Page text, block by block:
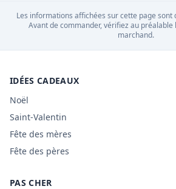
Les informations affichées sur cette page
Avant de commander, vérifiez au préalable
marchand.
IDÉES CADEAUX
Noël
Saint-Valentin
Fête des mères
Fête des pères
PAS CHER